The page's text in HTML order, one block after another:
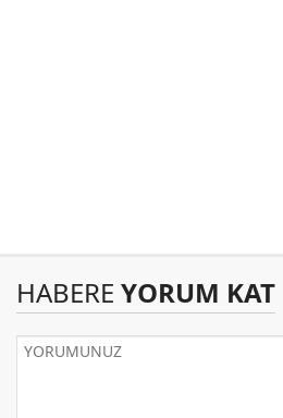
HABERE YORUM KAT